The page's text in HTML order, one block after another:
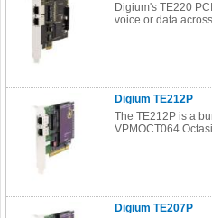
Digium's TE220
voice or data
Digium TE212P
The TE212P is a
VPMOCT064
Digium TE207P